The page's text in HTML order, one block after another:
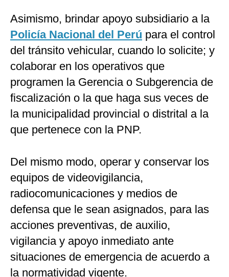
Asimismo, brindar apoyo subsidiario a la
Policía Nacional del Perú para el control
del tránsito vehicular, cuando lo solicite; y
colaborar en los operativos que
programen la Gerencia o Subgerencia de
fiscalización o la que haga sus veces de
la municipalidad provincial o distrital a la
que pertenece con la PNP.
Del mismo modo, operar y conservar los
equipos de videovigilancia,
radiocomunicaciones y medios de
defensa que le sean asignados, para las
acciones preventivas, de auxilio,
vigilancia y apoyo inmediato ante
situaciones de emergencia de acuerdo a
la normatividad vigente.